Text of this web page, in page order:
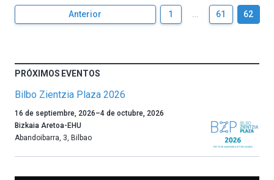
Anterior 1 … 61 62
PRÓXIMOS EVENTOS
Bilbo Zientzia Plaza 2026
Un
año
más,
16 de septiembre, 2026–4 de octubre, 2026
Bizkaia Aretoa-EHU
Abandoibarra, 3 Bilbao